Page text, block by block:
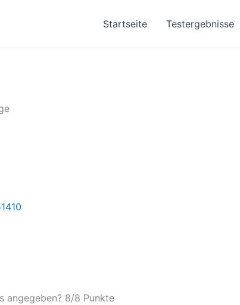
Startseite Testergebnisse
angegeben? 8/8 Punkte